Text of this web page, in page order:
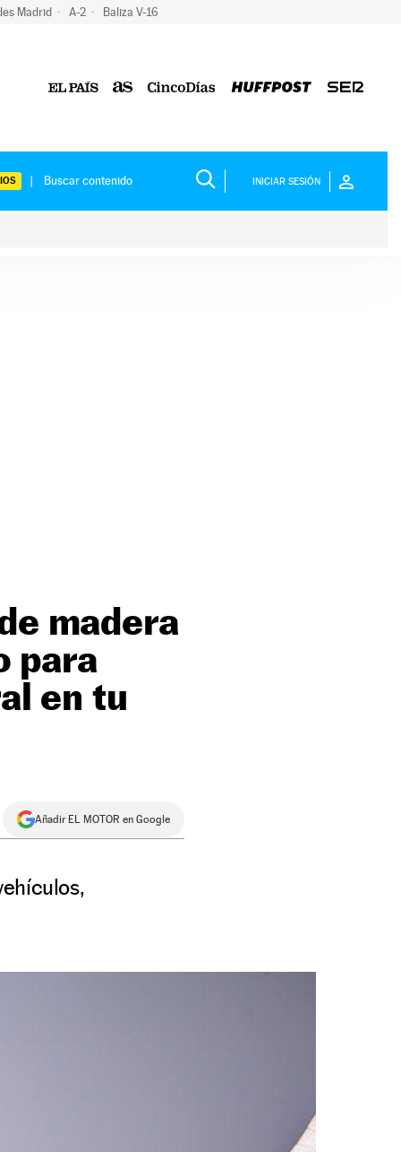
Madrid A-2 Baliza V-16
INICIAR SESIÓN
madera
para
en tu
Añadir EL MOTOR en Google